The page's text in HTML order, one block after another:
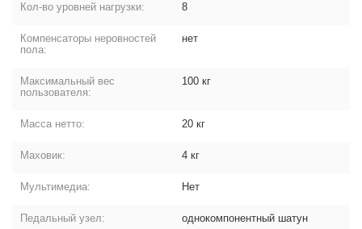
Кол-во уровней нагрузки: 8
Компенсаторы неровностей
пола:
нет
Максимальный вес
пользователя:
100 кг
Масса нетто: 20 кг
Маховик: 4 кг
Мультимедиа: Нет
Педальный узел: однокомпонентный шатун